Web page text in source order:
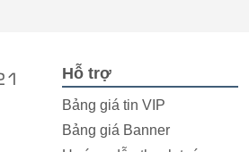
Hỗ trợ
Bảng giá tin VIP
Bảng giá Banner